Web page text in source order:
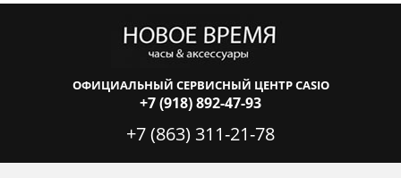
ОФИЦИАЛЬНЫЙ СЕРВИСНЫЙ ЦЕНТР CASIO
+7 (918) 892-47-93
+7 (863) 311-21-78